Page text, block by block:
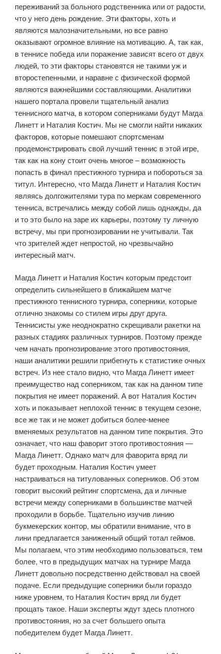
переживаний за больного родственника или от радости,
что у него день рождение. Эти факторы, хоть и
являются малозначительными, но все равно
оказывают огромное влияние на мотивацию. А, так как,
в теннисе победа или поражение зависят всего от двух
людей, то эти факторы становятся не такими уж и
второстепенными, и наравне с физической формой
являются важнейшими составляющими. Аналитики
нашего портала провели тщательный анализ
теннисного матча, в котором соперниками будут Магда
Линетт и Наталия Костич. Мы не смогли найти никаких
факторов, которые помешают спортсменам
продемонстрировать свой лучший теннис в этой игре,
так как на кону стоит очень многое – возможность
попасть в финал престижного турнира и побороться за
титул. Интересно, что Магда Линетт и Наталия Костич
являясь долгожителями тура по меркам современного
тенниса, встречались между собой лишь однажды, да
и то это было на заре их карьеры, поэтому ту личную
встречу, мы при прогнозировании не учитывали. Так
что зрителей ждет непростой, но чрезвычайно
интересный матч.
Магда Линетт и Наталия Костич которым предстоит
определить сильнейшего в ближайшем матче
престижного теннисного турнира, соперники, которые
отлично знакомы со стилем игры друг друга.
Теннисисты уже неоднократно скрещивали ракетки на
разных стадиях различных турниров. Поэтому прежде
чем начать прогнозирование этого противостояния,
наши аналитики решили прибегнуть к статистике очных
встреч. Из нее стало видно, что Магда Линетт имеет
преимущество над соперником, так как на данном типе
покрытия не имеет поражений. А вот Наталия Костич
хоть и показывает неплохой теннис в текущем сезоне,
все же так и не может добиться более-менее
вменяемых результатов на данном типе покрытия. Это
означает, что наш фаворит этого противостояния —
Магда Линетт. Однако матч для фаворита вряд ли
будет проходным. Наталия Костич умеет
настраиваться на титулованных соперников. Об этом
говорит высокий рейтинг спортсмена, да и личные
встречи между соперниками в большинстве матчей
проходили в борьбе. Тщательно изучив линию
букмекерских контор, мы обратили внимание, что в
лини предлагается заниженный общий тотал геймов.
Мы полагаем, что этим необходимо пользоваться, тем
более, что в предыдущих матчах на турнире Магда
Линетт довольно посредственно действовал на своей
подаче. Если предыдущие соперники были гораздо
ниже уровнем, то Наталия Костич вряд ли будет
прощать такое. Наши эксперты ждут здесь плотного
противостояния, но за счет большего опыта
победителем будет Магда Линетт.